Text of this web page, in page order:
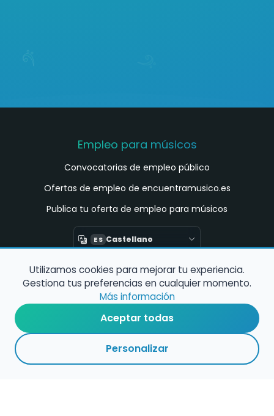
Empleo para músicos
Convocatorias de empleo público
Ofertas de empleo de encuentramusico.es
Publica tu oferta de empleo para músicos
ES Castellano
Encuentra Músico
Buscador de Músicos
Encuentra Pianista Acompañante
Asesoría para músicos y docentes
Utilizamos cookies para mejorar tu experiencia.
Gestiona tus preferencias en cualquier momento.
Más información
Aceptar todas
Personalizar